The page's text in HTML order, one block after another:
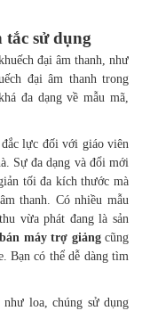
sử dụng
đại âm thanh, như
đại âm thanh trong
đa dạng về mẫu mã,
lực đối với giáo viên
Sự đa dạng và đổi mới
tối đa kích thước mà
thanh. Có nhiều mẫu
vừa phát đang là sản
máy trợ giảngcũng
Bạn có thể dễ dàng tìm
loa, chúng sử dụng